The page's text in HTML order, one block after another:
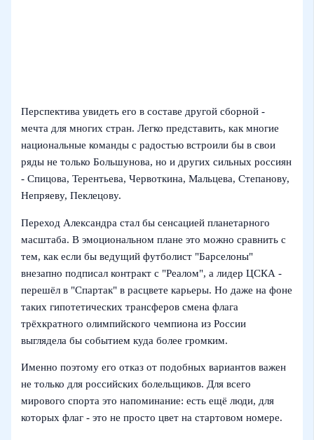
Перспектива увидеть его в составе другой сборной -
мечта для многих стран. Легко представить, как многие
национальные команды с радостью встроили бы в свои
ряды не только Большунова, но и других сильных россиян
- Спицова, Терентьева, Червоткина, Мальцева, Степанову,
Непряеву, Пеклецову.
Переход Александра стал бы сенсацией планетарного
масштаба. В эмоциональном плане это можно сравнить с
тем, как если бы ведущий футболист "Барселоны"
внезапно подписал контракт с "Реалом", а лидер ЦСКА -
перешёл в "Спартак" в расцвете карьеры. Но даже на фоне
таких гипотетических трансферов смена флага
трёхкратного олимпийского чемпиона из России
выглядела бы событием куда более громким.
Именно поэтому его отказ от подобных вариантов важен
не только для российских болельщиков. Для всего
мирового спорта это напоминание: есть ещё люди, для
которых флаг - это не просто цвет на стартовом номере.